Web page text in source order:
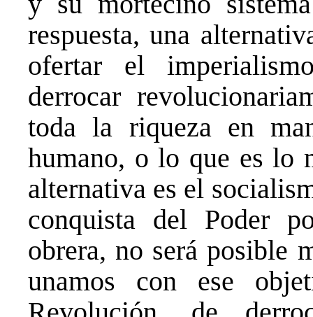
respuesta, una
ofertar el
derrocar
toda la riqueza en
humano, o lo que es lo
alternativa es el
conquista del Poder
obrera, no será posible
unamos con ese